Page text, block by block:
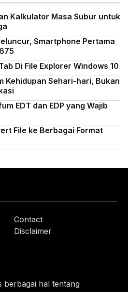
Kalkulator Masa Subur untuk
Smartphone Pertama
Di File Explorer Windows 10
Kehidupan Sehari-hari, Bukan
EDT dan EDP yang Wajib
File ke Berbagai Format
berbagai hal tentang
Contact
Disclaimer